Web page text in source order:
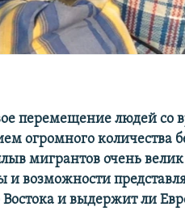
перемещение людей со
огромного количества
мигрантов очень велик
и возможности
и выдержит ли